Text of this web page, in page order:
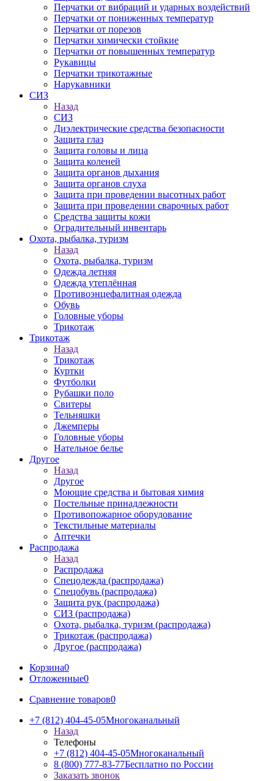
Перчатки от вибраций и ударных воздействий
Перчатки от пониженных температур
Перчатки от порезов
Перчатки химически стойкие
Перчатки от повышенных температур
Рукавицы
Перчатки трикотажные
Нарукавники
СИЗ
Назад
СИЗ
Диэлектрические средства безопасности
Защита глаз
Защита головы и лица
Защита коленей
Защита органов дыхания
Защита органов слуха
Защита при проведении высотных работ
Защита при проведении сварочных работ
Средства защиты кожи
Оградительный инвентарь
Охота, рыбалка, туризм
Назад
Охота, рыбалка, туризм
Одежда летняя
Одежда утеплённая
Противоэнцефалитная одежда
Обувь
Головные уборы
Трикотаж
Трикотаж
Назад
Трикотаж
Куртки
Футболки
Рубашки поло
Свитеры
Тельняшки
Джемперы
Головные уборы
Нательное белье
Другое
Назад
Другое
Моющие средства и бытовая химия
Постельные принадлежности
Противопожарное оборудование
Текстильные материалы
Аптечки
Распродажа
Назад
Распродажа
Спецодежда (распродажа)
Спецобувь (распродажа)
Защита рук (распродажа)
СИЗ (распродажа)
Охота, рыбалка, туризм (распродажа)
Трикотаж (распродажа)
Другое (распродажа)
Корзина0
Отложенные0
Сравнение товаров0
+7 (812) 404-45-05Многоканальный
Назад
Телефоны
+7 (812) 404-45-05Многоканальный
8 (800) 777-83-77Бесплатно по России
Заказать звонок